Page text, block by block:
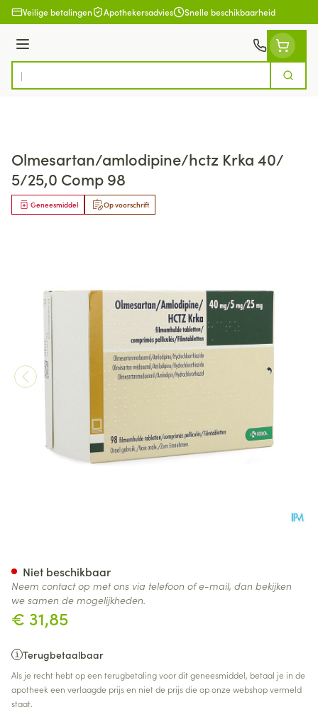
Ga naar de inhoud
Veilige betalingen Apothekersadvies Snelle beschikbaarheid
Menu
Product, merk, categorie...
Zoek
Olmesartan/amlodipine/hctz Krka 40/
5/25,0 Comp 98
Op voorschrift
Geneesmiddel
€ 31,85
Terugbetaalbaar
Als je recht hebt op een terugbetaling voor dit geneesmiddel, betaal je in de
apotheek een verlaagde prijs en niet de prijs die op onze webshop vermeld
staat.
Niet beschikbaar
Neem contact op met ons via telefoon of e-mail, dan bekijken
we samen de mogelijkheden.